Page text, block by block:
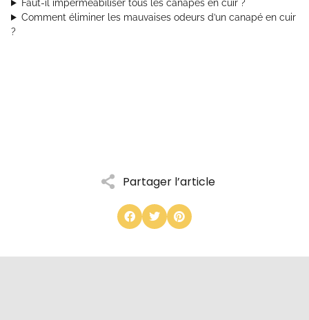
Partager l’article
Faut-il imperméabiliser tous les canapés en cuir ?
Comment éliminer les mauvaises odeurs d’un canapé en cuir
?